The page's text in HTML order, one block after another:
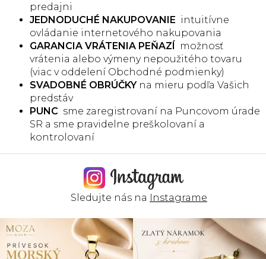
predajni
JEDNODUCHÉ NAKUPOVANIE intuitívne
ovládanie internetového nakupovania
GARANCIA VRÁTENIA PEŇAZÍ
možnosť
vrátenia alebo výmeny nepoužitého tovaru
(viac v oddelení Obchodné podmienky)
SVADOBNÉ OBRÚČKY na mieru podľa Vašich
predstáv
PUNC sme zaregistrovaní na Puncovom úrade
SR a sme pravidelne preškolovaní a
kontrolovaní
Sledujte nás na Instagrame